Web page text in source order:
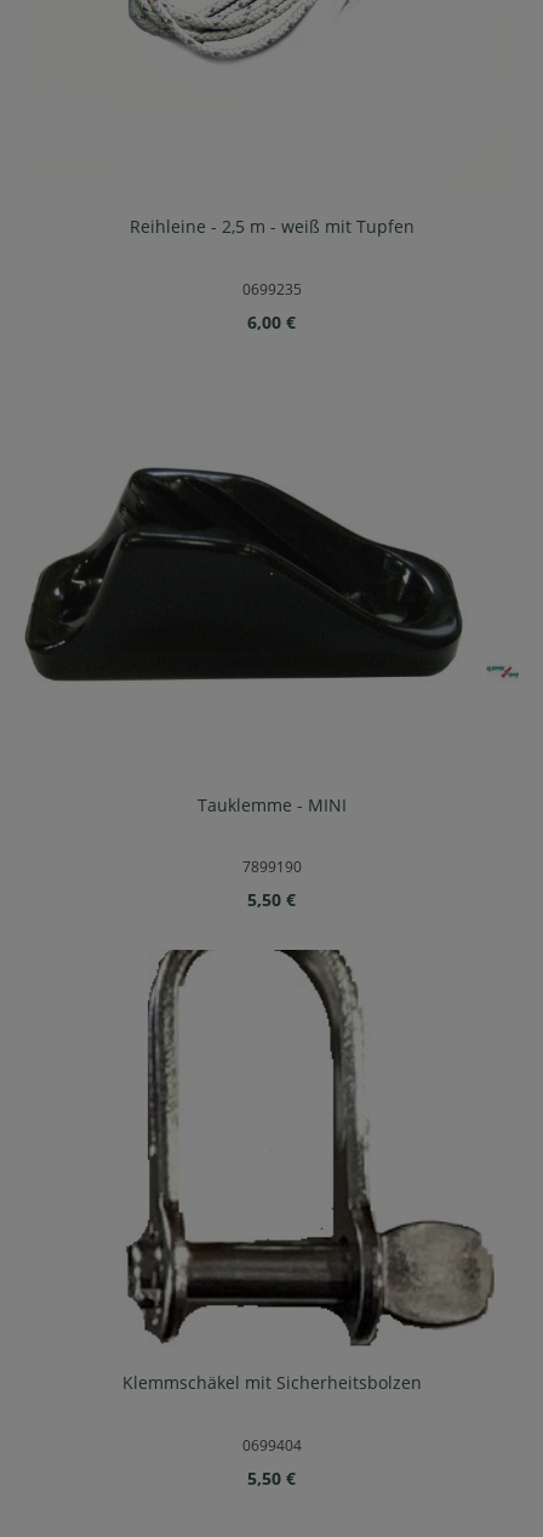
Reihleine - 2,5 m - weiß mit Tupfen
0699235
Regulärer Preis:
6,00 €
Tauklemme - MINI
7899190
Regulärer Preis:
5,50 €
Klemmschäkel mit Sicherheitsbolzen
0699404
Regulärer Preis:
5,50 €